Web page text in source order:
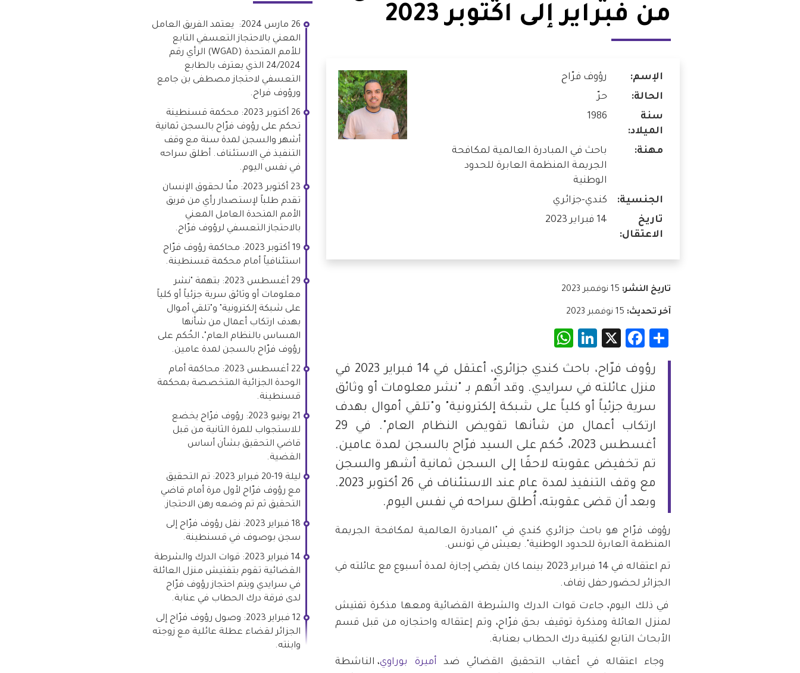
مصر
الأردن
الكويت
لبنان
ليبيا
موريتانيا
فلسطين
السودان
تونس
الإمارات
اليمن
شواغر
من فبراير إلى اكتوبر 2023
الإسم:
رؤوف فرّاح
الحالة:
حرّ
سنة
الميلاد:
1986
مهنة:
باحث في المبادرة العالمية لمكافحة
الجريمة المنظمة العابرة للحدود
الوطنية
الجنسية:
كندي-جزائري
تاريخ
الاعتقال:
14 فبراير 2023
تاريخ النشر:
آخر تحديث:
Share
Facebook
X
LinkedIn
رؤوف فرّاح، باحث كندي جزائري، أعتقل في 14 فبراير 2023 في
منزل عائلته في سرايدي. وقد اتُهم بـ "نشر معلومات أو وثائق
سرية جزئياً أو كلياً على شبكة إلكترونية" و"تلقي أموال بهدف
ارتكاب أعمال من شأنها تقويض النظام العام". في 29
أغسطس 2023، حُكم على السيد فرّاح بالسجن لمدة عامين.
تم تخفيض عقوبته لاحقًا إلى السجن ثمانية أشهر والسجن
مع وقف التنفيذ لمدة عام عند الاستئناف في 26 أكتوبر 2023.
وبعد أن قضى عقوبته، أُطلق سراحه في نفس اليوم.
رؤوف فرّاح هو باحث جزائري كندي في "المبادرة العالمية لمكافحة الجريمة
المنظمة العابرة للحدود الوطنية". يعيش في تونس.
تم اعتقاله في 14 فبراير 2023 بينما كان يقضي إجازة لمدة أسبوع مع عائلته في
الجزائر لحضور حفل زفاف.
في ذلك اليوم، جاءت قوات الدرك والشرطة القضائية ومعها مذكرة تفتيش
لمنزل العائلة ومذكرة توقيف بحق فرّاح، وتم إعتقاله واحتجازه من قبل قسم
الأبحاث التابع لكتيبة درك الحطاب بعنابة.
وجاء اعتقاله في أعقاب التحقيق القضائي ضد أميرة بوراوي، الناشطة
26 مارس 2024: يعتمد الفريق العامل
المعني بالاحتجاز التعسفي التابع
للأمم المتحدة (WGAD) الرأي رقم
24/2024 الذي يعترف بالطابع
التعسفي لاحتجاز مصطفى بن جامع
ورؤوف فراح.
26 أكتوبر 2023: محكمة قسنطينة
تحكم على رؤوف فرّاح بالسجن ثمانية
أشهر والسجن لمدة سنة مع وقف
التنفيذ في الاستئناف. أطلق سراحه
في نفس اليوم.
23 أكتوبر 2023: منّا لحقوق الإنسان
تقدم طلباً لإستصدار رأي من فريق
الأمم المتحدة العامل المعني
بالاحتجاز التعسفي لرؤوف فرّاح.
19 أكتوبر 2023: محاكمة رؤوف فرّاح
استئنافياً أمام محكمة قسنطينة.
29 أغسطس 2023: بتهمة "نشر
معلومات أو وثائق سرية جزئياً أو كلياً
على شبكة إلكترونية" و"تلقي أموال
بهدف ارتكاب أعمال من شأنها
المساس بالنظام العام"، الحُكم على
رؤوف فرّاح بالسجن لمدة عامين.
22 أغسطس 2023: محاكمة أمام
الوحدة الجزائية المتخصصة بمحكمة
قسنطينة.
21 يونيو 2023: رؤوف فرّاح يخضع
للاستجواب للمرة الثانية من قبل
قاضي التحقيق بشأن أساس
القضية.
ليلة 19-20 فبراير 2023: تم التحقيق
مع رؤوف فرّاح لأول مرة أمام قاضي
التحقيق ثم تم وضعه رهن الاحتجاز.
18 فبراير 2023: نقل رؤوف فرّاح إلى
سجن بوصوف في قسنطينة.
14 فبراير 2023: قوات الدرك والشرطة
القضائية تقوم بتفتيش منزل العائلة
في سرايدي ويتم احتجاز رؤوف فرّاح
لدى فرقة درك الحطاب في عنابة.
12 فبراير 2023: وصول رؤوف فرّاح إلى
الجزائر لقضاء عطلة عائلية مع زوجته
وابنته.